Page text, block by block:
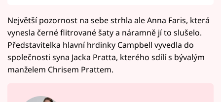
Největší pozornost na sebe strhla ale Anna Faris, která
vynesla černé flitrované šaty a náramně jí to slušelo.
Představitelka hlavní hrdinky Campbell vyvedla do
společnosti syna Jacka Pratta, kterého sdílí s bývalým
manželem Chrisem Prattem.